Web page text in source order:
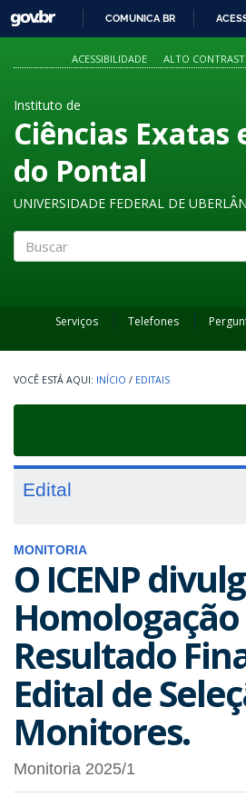
PARA
O
GOVBR
COMUNICA BR
ACESSIBILIDADE ALTO
Instituto de
Ciências
do Pontal
UNIVERSIDADE FEDERAL DE
Serviços Telefones
INÍCIO / EDITAIS
Edital
MONITORIA
O ICENP
Resultado
Edital de
Monitores.
Monitoria 2025/1